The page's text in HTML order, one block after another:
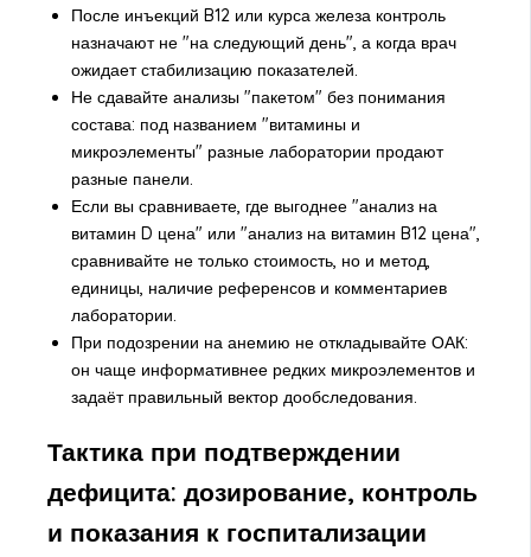
После инъекций B12 или курса железа контроль
назначают не "на следующий день", а когда врач
ожидает стабилизацию показателей.
Не сдавайте анализы "пакетом" без понимания
состава: под названием "витамины и
микроэлементы" разные лаборатории продают
разные панели.
Если вы сравниваете, где выгоднее "анализ на
витамин D цена" или "анализ на витамин B12 цена",
сравнивайте не только стоимость, но и метод,
единицы, наличие референсов и комментариев
лаборатории.
При подозрении на анемию не откладывайте ОАК:
он чаще информативнее редких микроэлементов и
задаёт правильный вектор дообследования.
Тактика при подтверждении
дефицита: дозирование, контроль
и показания к госпитализации